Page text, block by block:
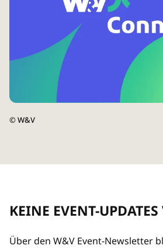
©W&V
KEINE EVENT-UPDATES
Über den W&V Event-Newsletter